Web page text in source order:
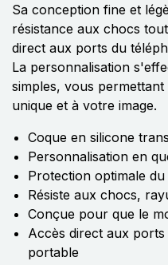
Sa conception fine et
résistance aux chocs
direct aux ports du
La personnalisation
simples, vous
unique et à votre image.
Coque en silicone
Personnalisation en
Protection optimale du
Résiste aux chocs,
Conçue pour que le
Accès direct aux
portable